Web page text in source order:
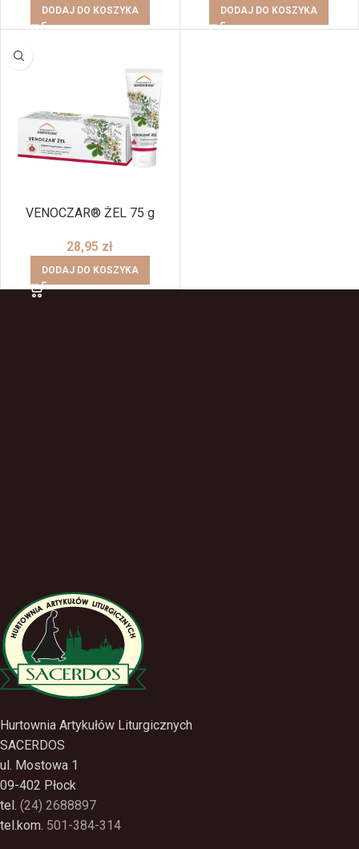
DODAJ DO KOSZYKA DODAJ DO KOSZYKA
VENOCZAR® ŻEL 75 g
28,95 zł
DODAJ DO KOSZYKA
Hurtownia Artykułów Liturgicznych
SACERDOS
ul. Mostowa 1
09-402 Płock
tel. (24) 2688897
tel.kom. 501-384-314